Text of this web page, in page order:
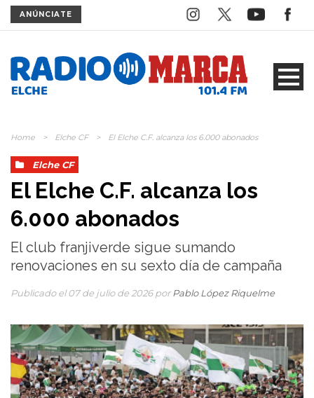
ANÚNCIATE
Home > Elche CF > El Elche C.F. alcanza los 6.000 abonados
Elche CF
El Elche C.F. alcanza los
6.000 abonados
El club franjiverde sigue sumando
renovaciones en su sexto día de campaña
Publicado el 07 de julio de 2026 por Pablo López Riquelme